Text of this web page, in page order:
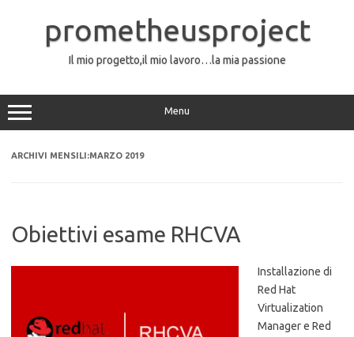
contenutoprometheusproject
Il mio progetto,il mio lavoro…la mia passione
Menu
ARCHIVI MENSILI:MARZO 2019
Obiettivi esame RHCVA
Installazione di
Red Hat
Virtualization
Manager e Red